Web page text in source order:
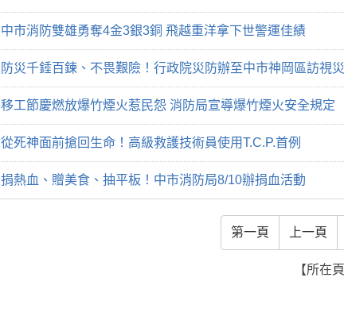
中市消防雙雄勇奪4金3銀3銅 飛越重洋拿下世警運佳績
防災千錘百鍊、不畏艱險！行政院災防辦至中市神岡區訪視
移工節慶燃放爆竹煙火惹民怨 消防局宣導爆竹煙火安全規定
從死神面前搶回生命！高級救護技術員使用T.C.P.首例
捐熱血、贈美食、抽平板！中市消防局8/10辦捐血活動
第一頁 上一頁
【所在